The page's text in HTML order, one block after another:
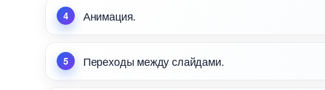
Анимация.
Переходы между слайдами.